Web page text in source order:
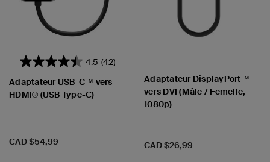
4.5 (42)
Adaptateur USB-C™ vers
HDMI® (USB Type-C)
Prix:
CAD $54,99
Adaptateur DisplayPort™
vers DVI (Mâle / Femelle,
1080p)
Prix:
CAD $26,99